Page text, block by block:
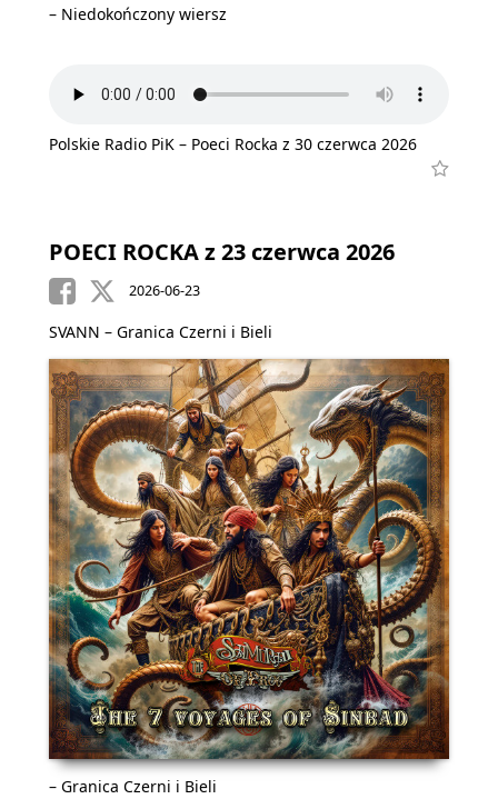
– Niedokończony wiersz
Polskie Radio PiK – Poeci Rocka z 30 czerwca 2026
POECI ROCKA z 23 czerwca 2026
2026-06-23
SVANN – Granica Czerni i Bieli
– Granica Czerni i Bieli